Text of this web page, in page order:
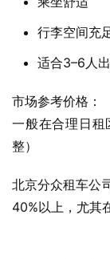
行李空间充
适合3–6人
市场参考价格：
一般在合理日租
整）
北京分众租车公
40%以上，尤其